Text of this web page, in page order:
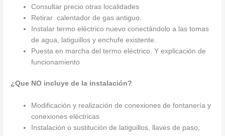
Consultar precio otras localidades
Retirar calentador de gas antiguo.
Instalar termo eléctrico nuevo conectándolo a las tomas
de agua, latiguillos y enchufe existente.
Puesta en marcha del termo eléctrico. Y explicación de
funcionamiento
¿Que NO incluye de la instalación?
Modificación y realización de conexiones de fontanería y
conexiones eléctricas
Instalación o sustitución de latiguillos, llaves de paso,